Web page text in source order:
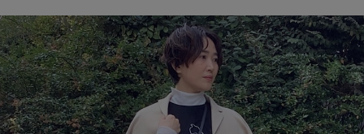
大きいサイズ
CATEGORY
新着商品